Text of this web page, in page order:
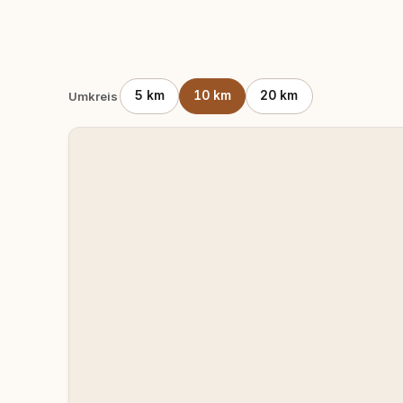
Umkreis 5 km 10 km 20 km